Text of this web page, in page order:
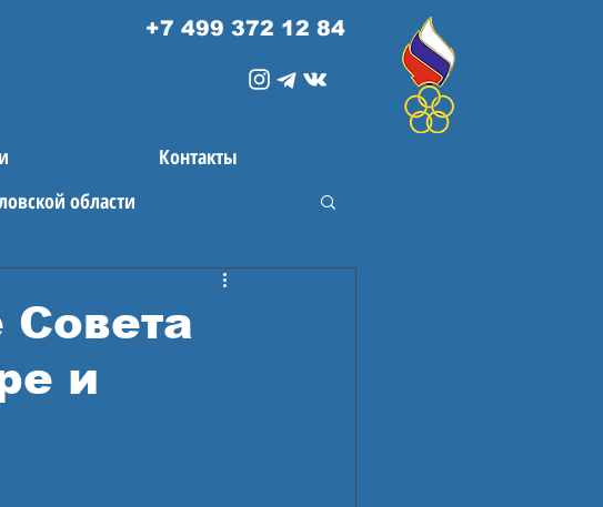
+7 499 372 12 84
Контакты
области
Совета
и